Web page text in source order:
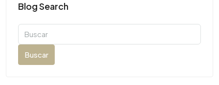
Blog Search
Buscar